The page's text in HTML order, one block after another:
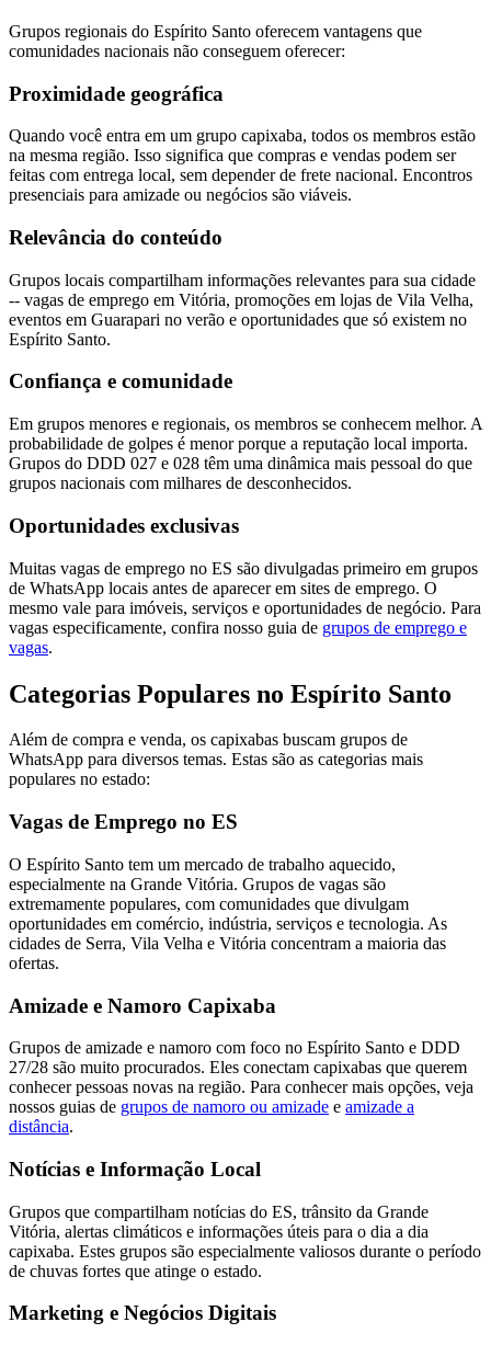
Grupos regionais do Espírito Santo oferecem vantagens que
comunidades nacionais não conseguem oferecer:
Proximidade geográfica
Quando você entra em um grupo capixaba, todos os membros estão
na mesma região. Isso significa que compras e vendas podem ser
feitas com entrega local, sem depender de frete nacional. Encontros
presenciais para amizade ou negócios são viáveis.
Relevância do conteúdo
Grupos locais compartilham informações relevantes para sua cidade
-- vagas de emprego em Vitória, promoções em lojas de Vila Velha,
eventos em Guarapari no verão e oportunidades que só existem no
Espírito Santo.
Confiança e comunidade
Em grupos menores e regionais, os membros se conhecem melhor. A
probabilidade de golpes é menor porque a reputação local importa.
Grupos do DDD 027 e 028 têm uma dinâmica mais pessoal do que
grupos nacionais com milhares de desconhecidos.
Oportunidades exclusivas
Muitas vagas de emprego no ES são divulgadas primeiro em grupos
de WhatsApp locais antes de aparecer em sites de emprego. O
mesmo vale para imóveis, serviços e oportunidades de negócio. Para
vagas especificamente, confira nosso guia de grupos de emprego e
vagas.
Categorias Populares no Espírito Santo
Além de compra e venda, os capixabas buscam grupos de
WhatsApp para diversos temas. Estas são as categorias mais
populares no estado:
Vagas de Emprego no ES
O Espírito Santo tem um mercado de trabalho aquecido,
especialmente na Grande Vitória. Grupos de vagas são
extremamente populares, com comunidades que divulgam
oportunidades em comércio, indústria, serviços e tecnologia. As
cidades de Serra, Vila Velha e Vitória concentram a maioria das
ofertas.
Amizade e Namoro Capixaba
Grupos de amizade e namoro com foco no Espírito Santo e DDD
27/28 são muito procurados. Eles conectam capixabas que querem
conhecer pessoas novas na região. Para conhecer mais opções, veja
nossos guias de grupos de namoro ou amizade e amizade a
distância.
Notícias e Informação Local
Grupos que compartilham notícias do ES, trânsito da Grande
Vitória, alertas climáticos e informações úteis para o dia a dia
capixaba. Estes grupos são especialmente valiosos durante o período
de chuvas fortes que atinge o estado.
Marketing e Negócios Digitais